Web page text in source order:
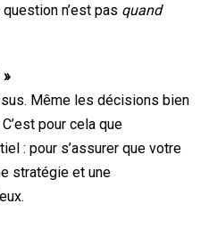
n’est pas quand
»
Même les décisions bien
pour cela que
: pour s’assurer que votre
stratégie et une